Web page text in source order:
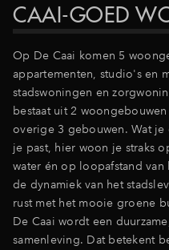
CAAI-GOED
Op De Caai komen 5
appartementen, studio's en
stadswoningen en
bestaat uit 2
overige 3 gebouwen. Wat
je past, hier woon je straks
water én op loopafstand van
de dynamiek van het
rust met het mooie groene
De Caai wordt een
samenleving. Dat betekent